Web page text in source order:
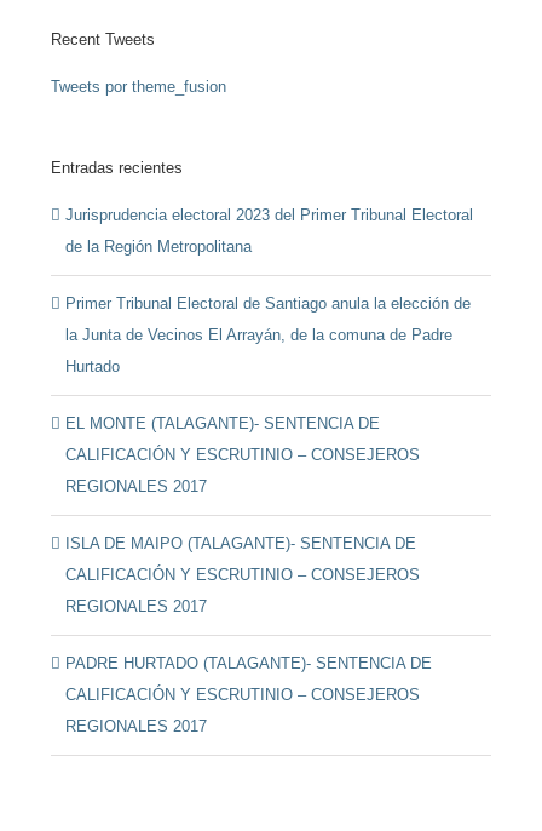
Recent Tweets
Tweets por theme_fusion
Entradas recientes
Jurisprudencia electoral 2023 del Primer Tribunal Electoral
de la Región Metropolitana
Primer Tribunal Electoral de Santiago anula la elección de
la Junta de Vecinos El Arrayán, de la comuna de Padre
Hurtado
EL MONTE (TALAGANTE)- SENTENCIA DE
CALIFICACIÓN Y ESCRUTINIO – CONSEJEROS
REGIONALES 2017
ISLA DE MAIPO (TALAGANTE)- SENTENCIA DE
CALIFICACIÓN Y ESCRUTINIO – CONSEJEROS
REGIONALES 2017
PADRE HURTADO (TALAGANTE)- SENTENCIA DE
CALIFICACIÓN Y ESCRUTINIO – CONSEJEROS
REGIONALES 2017